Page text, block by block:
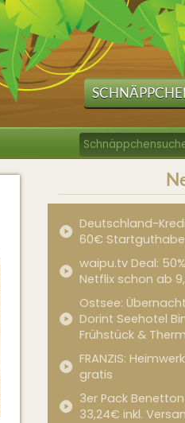
Deutschland-
60€
waipu.tv Deal:
Netflix schon ab
Ostsee:
Dorint Seehotel
Frühstück &
FRANZIS:
gratis
3er Pack
33,24€ inkl.